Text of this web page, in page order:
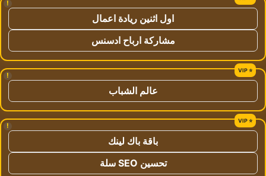
!
اول اثنين ريادة اعمال
مشاركة ارباح ادسنس
!
عالم الشباب
!
باقة باك لينك
تحسين SEO سلة